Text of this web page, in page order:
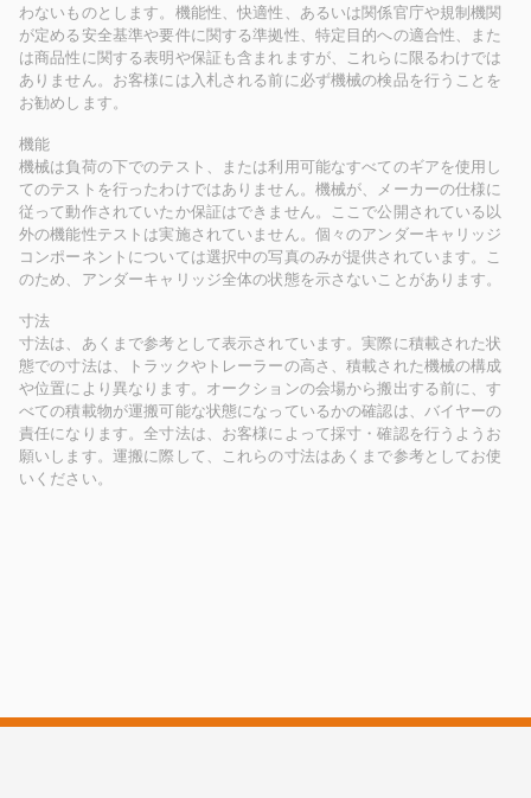
わないものとします。機能性、快適性、あるいは関係官庁や規制機関
が定める安全基準や要件に関する準拠性、特定目的への適合性、また
は商品性に関する表明や保証も含まれますが、これらに限るわけでは
ありません。お客様には入札される前に必ず機械の検品を行うことを
お勧めします。
機能
機械は負荷の下でのテスト、または利用可能なすべてのギアを使用し
てのテストを行ったわけではありません。機械が、メーカーの仕様に
従って動作されていたか保証はできません。ここで公開されている以
外の機能性テストは実施されていません。個々のアンダーキャリッジ
コンポーネントについては選択中の写真のみが提供されています。こ
のため、アンダーキャリッジ全体の状態を示さないことがあります。
寸法
寸法は、あくまで参考として表示されています。実際に積載された状
態での寸法は、トラックやトレーラーの高さ、積載された機械の構成
や位置により異なります。オークションの会場から搬出する前に、す
べての積載物が運搬可能な状態になっているかの確認は、バイヤーの
責任になります。全寸法は、お客様によって採寸・確認を行うようお
願いします。運搬に際して、これらの寸法はあくまで参考としてお使
いください。